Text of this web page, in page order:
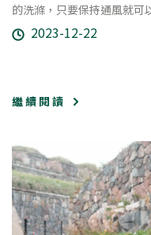
的洗滌，只要保持通風就可
2023-12-22
繼 續 閱 讀